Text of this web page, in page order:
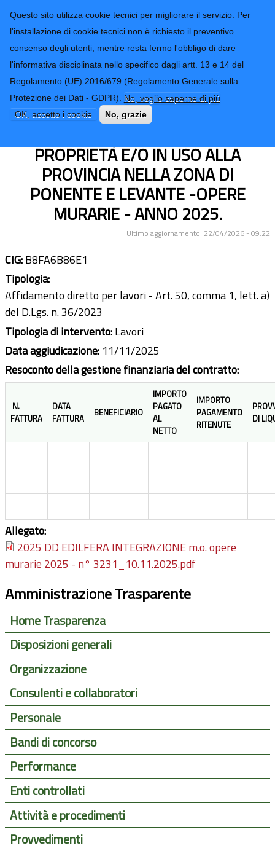
Questo sito utilizza cookie tecnici per migliorare il servizio. Per
l'installazione di cookie tecnici non è richiesto il preventivo
consenso degli utenti, mentre resta fermo l'obbligo di dare
l'informativa disciplinata nello specifico dagli artt. 13 e 14 del
Regolamento (UE) 2016/679 (Regolamento Generale sulla
Protezione dei Dati - GDPR). No, voglio saperne di più
OK, accetto i cookie
No, grazie
Provincia di
Imperia
CONTATTI-URP
TRASPARENZA
Form di ricerca
INTEGRAZIONE ALLA
MANUTENZIONE ORDINARIA PRESSO
PROPRIETÀ E/O IN USO ALLA
PROVINCIA NELLA ZONA DI
PONENTE E LEVANTE -OPERE
MURARIE - ANNO 2025.
Ultimo aggiornamento: 22/04/2026 - 09:22
CIG:B8FA6B86E1
Tipologia:
Affidamento diretto per lavori - Art. 50, comma 1, lett. a)
del D.Lgs. n. 36/2023
Tipologia di intervento:Lavori
Data aggiudicazione: 11/11/2025
Resoconto della gestione finanziaria del contratto:
N.
FATTURA
DATA
FATTURA
BENEFICIARIO
IMPORTO
PAGATO
AL
NETTO
IMPORTO
PAGAMENTO
RITENUTE
DI
Allegato:
2025 DD EDILFERA INTEGRAZIONE m.o. opere
murarie 2025 - n° 3231_10.11.2025.pdf
Amministrazione Trasparente
Home Trasparenza
Disposizioni generali
Organizzazione
Consulenti e collaboratori
Personale
Bandi di concorso
Performance
Enti controllati
Attività e procedimenti
Provvedimenti